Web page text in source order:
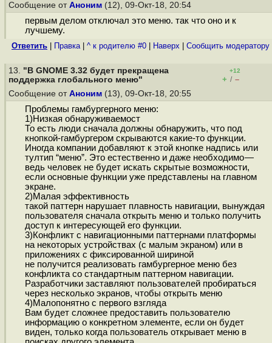
Сообщение от Аноним (12), 09-Окт-18, 20:54
первым делом отключал это меню. так что оно и к
лучшему.
Ответить Правка| ^ к родителю #0 Наверх Cообщить модератору
13. "В GNOME 3.32 будет прекращена
поддержка глобального меню"
+12
+ / –
Сообщение от Аноним (13), 09-Окт-18, 20:55
Проблемы гамбургерного меню:
1)Низкая обнаруживаемост
То есть люди сначала должны обнаружить, что под
кнопкой-гамбургером скрываются какие-то функции.
Иногда компании добавляют к этой кнопке надпись или
тултип “меню”. Это естественно и даже необходимо —
ведь человек не будет искать скрытые возможности,
если основные функции уже представлены на главном
экране.
2)Малая эффективность
такой паттерн нарушает плавность навигации, вынуждая
пользователя сначала открыть меню и только получить
доступ к интересующей его функции.
3)Конфликт с навигационными паттернами платформы
на некоторых устройствах (с малым экраном) или в
приложениях с фиксированной шириной
не получится реализовать гамбургерное меню без
конфликта со стандартным паттерном навигации.
Разработчики заставляют пользователей пробираться
через несколько экранов, чтобы открыть меню
4)Малопонятно с первого взгляда
Вам будет сложнее предоставить пользователю
информацию о конкретном элементе, если он будет
виден, только когда пользователь открывает меню в